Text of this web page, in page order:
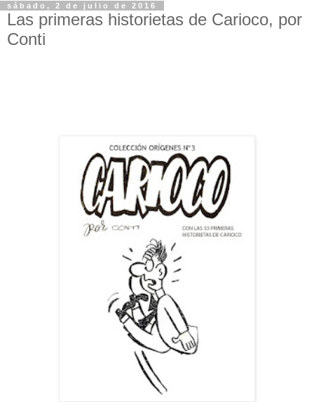
sábado, 2 de julio de 2016
Las primeras historietas de Carioco, por
Conti